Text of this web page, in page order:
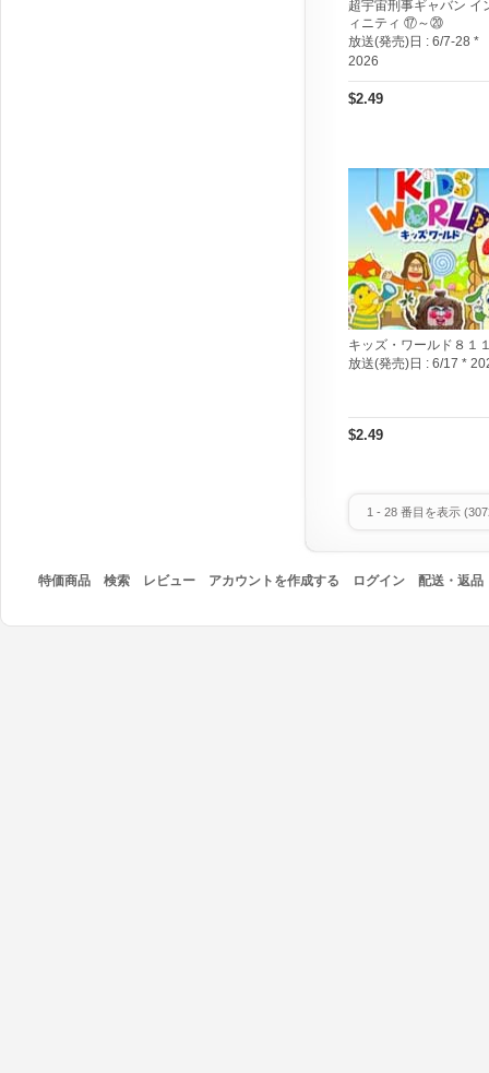
超宇宙刑事ギャバン イ
ィニティ ⑰～⑳
放送(発売)日 : 6/7-28 *
2026
$2.49
キッズ・ワールド８１
放送(発売)日 : 6/17 *
$2.49
1 - 28 番目を表示 (
特価商品 検索 レビュー アカウントを作成する ログイン 配送・返品